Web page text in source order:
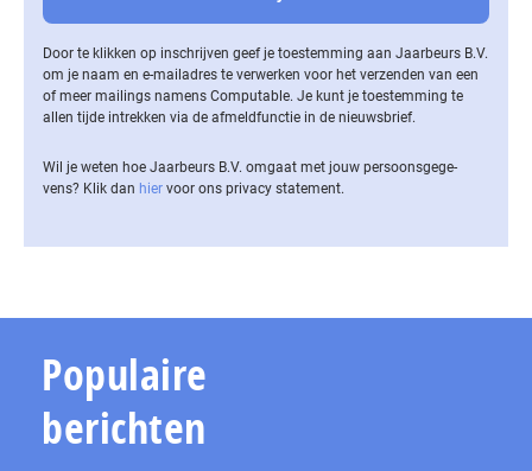
Door te klikken op inschrijven geef je toestemming aan Jaarbeurs B.V.
om je naam en e-mailadres te verwerken voor het verzenden van een
of meer mailings namens Computable. Je kunt je toestemming te
allen tijde intrekken via de af­meld­func­tie in de nieuwsbrief.
Wil je weten hoe Jaarbeurs B.V. omgaat met jouw per­soons­ge­ge­
vens? Klik dan hier voor ons privacy statement.
Populaire
berichten